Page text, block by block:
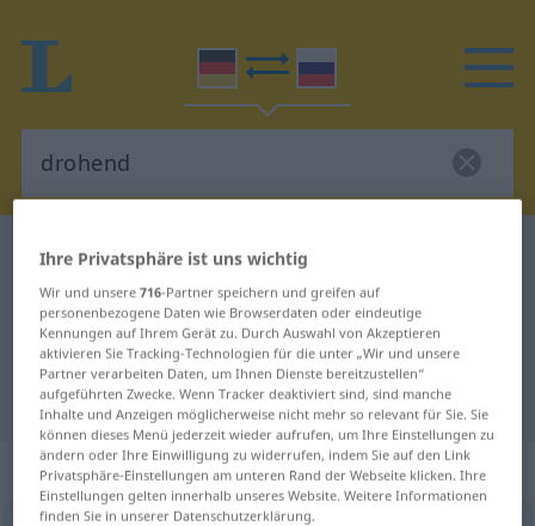
Deutsch-Russisch Wörterbuch
Deutsch-Russisch Übersetzung für
"drohend"
"drohend" Russisch Übersetzung
„drohend“: Adjektiv
Ihre Privatsphäre ist uns wichtig
Wir und unsere716-Partner speichern und greifen auf
personenbezogene Daten wie Browserdaten oder eindeutige
Kennungen auf Ihrem Gerät zu. Durch Auswahl von Akzeptieren
aktivieren Sie Tracking-Technologien für die unter „Wir und unsere
Partner verarbeiten Daten, um Ihnen Dienste bereitzustellen“
aufgeführten Zwecke. Wenn Tracker deaktiviert sind, sind manche
Inhalte und Anzeigen möglicherweise nicht mehr so relevant für Sie. Sie
können dieses Menü jederzeit wieder aufrufen, um Ihre Einstellungen zu
ändern oder Ihre Einwilligung zu widerrufen, indem Sie auf den Link
Privatsphäre-Einstellungen am unteren Rand der Webseite klicken. Ihre
Einstellungen gelten innerhalb unseres Website. Weitere Informationen
finden Sie in unserer Datenschutzerklärung.